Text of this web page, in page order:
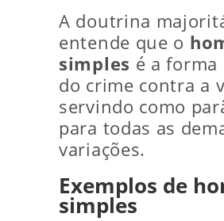
A doutrina
entende que o
simples é a forma
do crime contra a
servindo como
para todas as
variações.
Exemplos de
simples